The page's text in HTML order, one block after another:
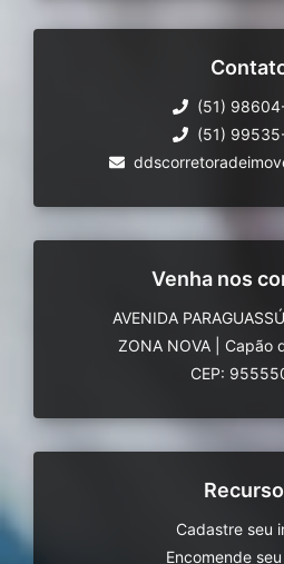
(51)
(51)
Venha nos
AVENIDA
ZONA NOVA
Capão
CEP:
Cadastre seu
Encomende